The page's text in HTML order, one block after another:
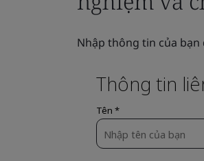
Nhập thông tin của